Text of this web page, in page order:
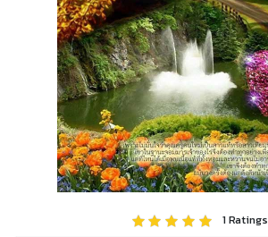
1Ratings